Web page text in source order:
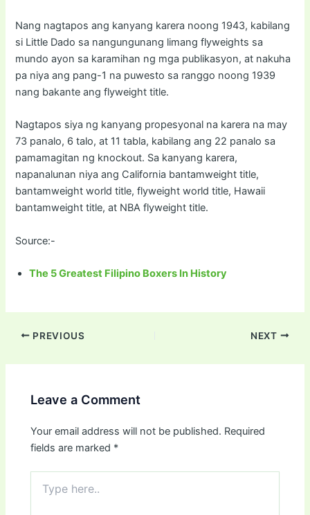
Nang nagtapos ang kanyang karera noong 1943, kabilang
si Little Dado sa nangungunang limang flyweights sa
mundo ayon sa karamihan ng mga publikasyon, at nakuha
pa niya ang pang-1 na puwesto sa ranggo noong 1939
nang bakante ang flyweight title.
Nagtapos siya ng kanyang propesyonal na karera na may
73 panalo, 6 talo, at 11 tabla, kabilang ang 22 panalo sa
pamamagitan ng knockout. Sa kanyang karera,
napanalunan niya ang California bantamweight title,
bantamweight world title, flyweight world title, Hawaii
bantamweight title, at NBA flyweight title.
Source:-
The 5 Greatest Filipino Boxers In History
PREVIOUS NEXT
Leave a Comment
Your email address will not be published. Required
fields are marked *
here..